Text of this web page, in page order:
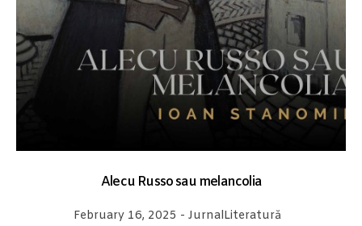
Alecu Russo sau melancolia
February 16, 2025 - JurnalLiteratură